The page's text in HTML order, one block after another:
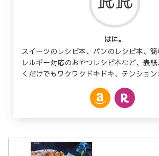
はに。
スイーツのレシピ本、パンのレシピ本、
レルギー対応のおやつレシピ本など、表
くだけでもワクワクドキドキ、テンション